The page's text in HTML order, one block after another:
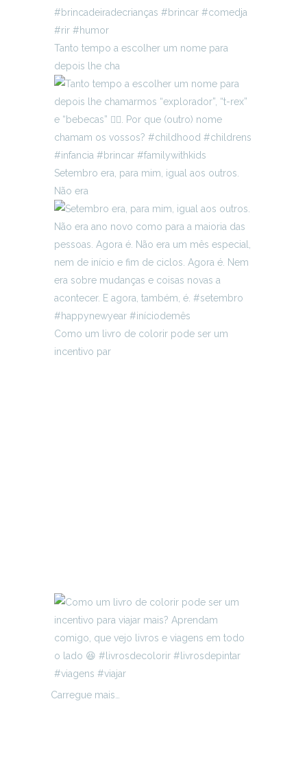
Tanto tempo a escolher um nome para
depois lhe cha
Setembro era, para mim, igual aos outros.
Não era
Como um livro de colorir pode ser um
incentivo par
Carregue mais…